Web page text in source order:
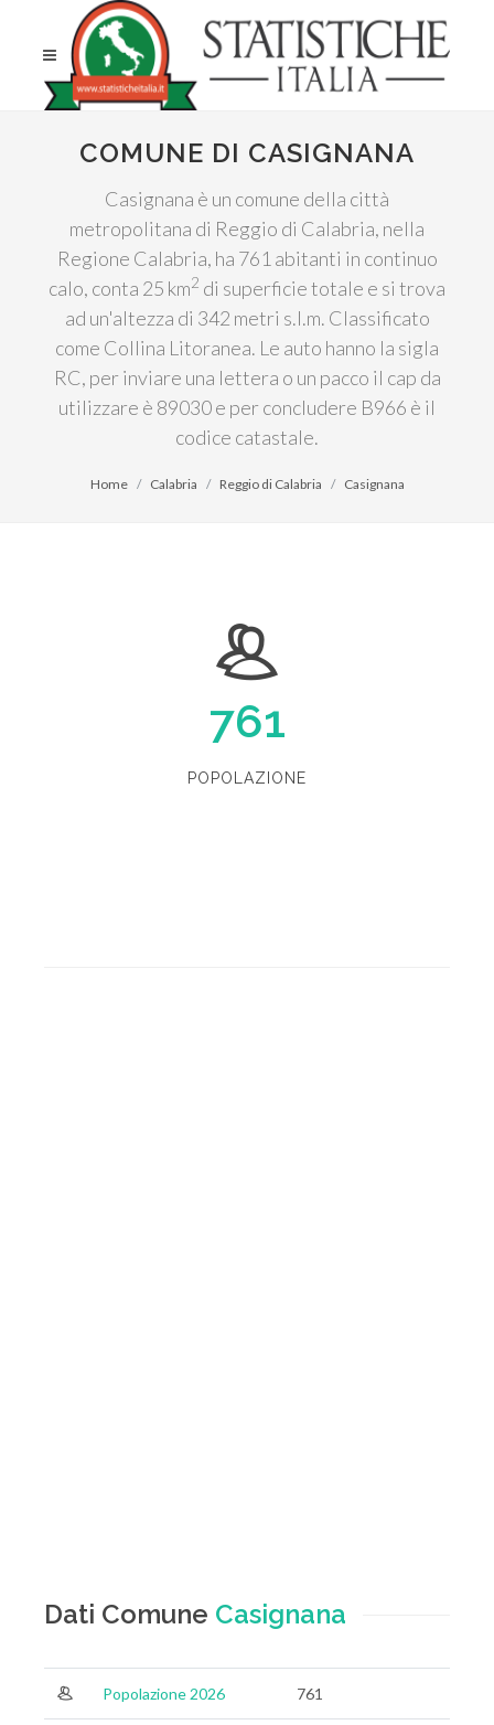
COMUNE DI CASIGNANA
Casignana è un comune della città
metropolitana di Reggio di Calabria, nella
Regione Calabria, ha 761 abitanti in continuo
calo, conta 25 km2 di superficie totale e si trova
ad un'altezza di 342 metri s.l.m. Classificato
come Collina Litoranea. Le auto hanno la sigla
RC, per inviare una lettera o un pacco il cap da
utilizzare è 89030 e per concludere B966 è il
codice catastale.
Home Calabria Reggio di Calabria Casignana
761
POPOLAZIONE
Dati Comune Casignana
Popolazione 2026 761